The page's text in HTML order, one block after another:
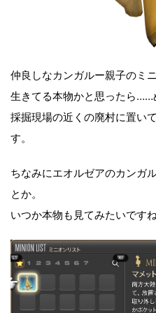
仲良しなカンガルー親子のミニ
生きてる本物かと思ったら……
採掘現場の近くの廃村に置い
す。
ちなみにエオルゼアのカンガ
とか。
いつか本物も見てみたいですね